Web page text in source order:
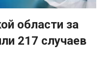
области за
217 случаев